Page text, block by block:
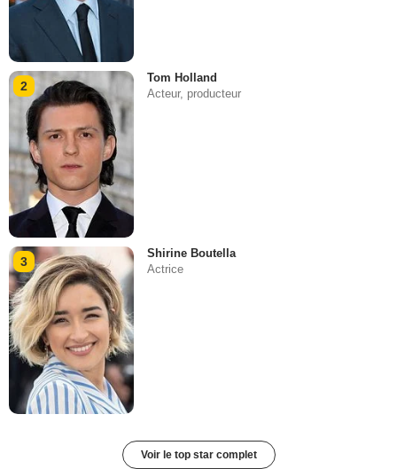
2
Tom Holland
Acteur, producteur
3
Shirine Boutella
Actrice
Voir le top star complet